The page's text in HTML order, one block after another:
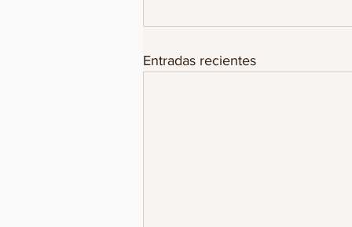
Entradas recientes